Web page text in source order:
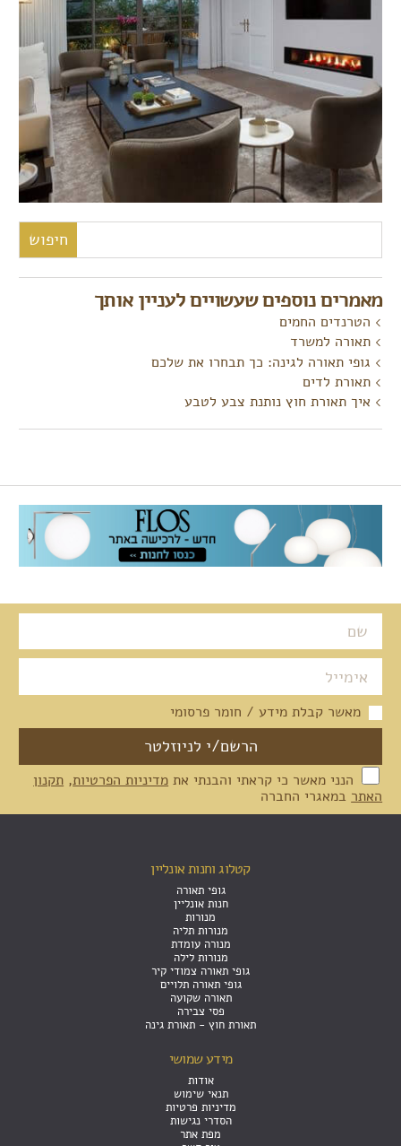
מאמרים נוספים שעשויים לעניין אותך
הטרנדים החמים
תאורה למשרד
גופי תאורה לגינה: כך תבחרו את שלכם
תאורת לדים
איך תאורת חוץ נותנת צבע לטבע
מאשר קבלת מידע / חומר פרסומי
הנני מאשר כי קראתי והבנתי את מדיניות הפרטיות, תקנון
האתר במאגרי החברה
קטלוג וחנות אונליין
גופי תאורה
חנות אונליין
מנורות
מנורות תליה
מנורה עומדת
מנורות לילה
גופי תאורה צמודי קיר
גופי תאורה תלויים
תאורה שקועה
פסי צבירה
תאורת חוץ - תאורת גינה
מידע שמושי
אודות
תנאי שימוש
מדיניות פרטיות
הסדרי נגישות
מפת אתר